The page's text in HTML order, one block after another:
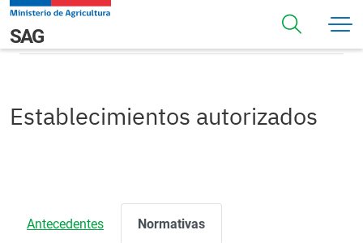
Pasar al contenido principal
Navegación principal
SAGNormativas
Establecimientos autorizados
Antecedentes Normativas